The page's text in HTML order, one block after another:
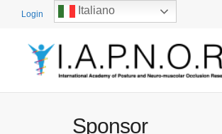
Login Italiano
Sponsor